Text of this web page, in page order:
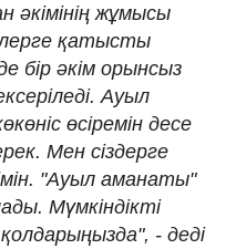
әкімінің жұмысы
қатысты
бір әкім орынсыз
Ауыл
өсіремін десе
Мен сіздерге
"Ауыл аманаты"
Мүмкіндікті
- деді